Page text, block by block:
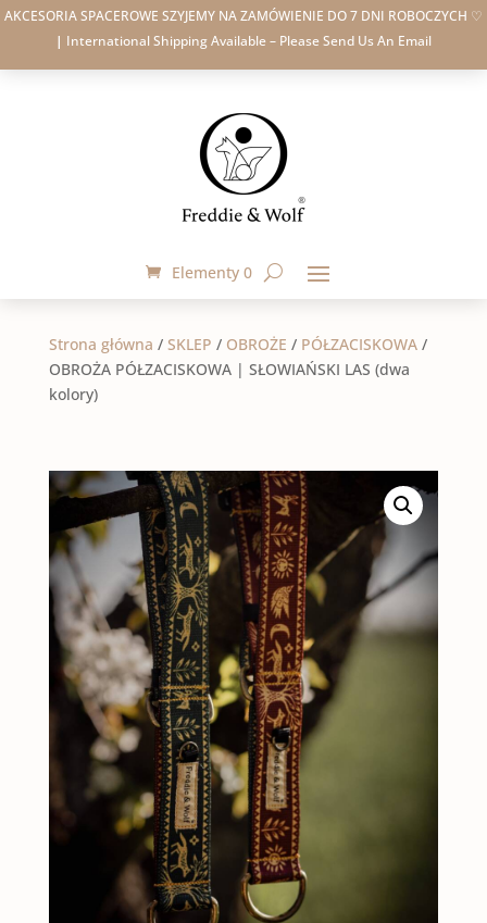
AKCESORIA SPACEROWE SZYJEMY NA ZAMÓWIENIE DO 7 DNI ROBOCZYCH ♡
| International Shipping Available – Please Send Us An Email
Elementy 0
Strona główna / SKLEP / OBROŻE / PÓŁZACISKOWA/
OBROŻA PÓŁZACISKOWA | SŁOWIAŃSKI LAS (dwa
kolory)